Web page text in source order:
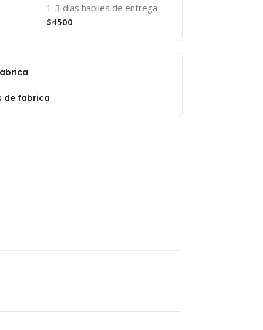
1-3 días habiles de entrega
$4500
de fabrica